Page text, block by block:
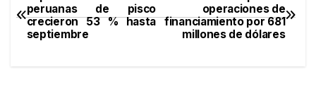
de
operaciones de
financiamiento por 681
millones de dólares
peruanas de pisco
crecieron 53 % hasta
septiembre